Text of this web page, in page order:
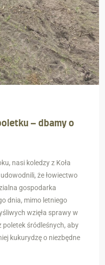
– dbamy o
nasi koledzy z Koła
że łowiectwo
gospodarka
dnia, mimo letniego
wzięła sprawy w
poletek śródleśnych, aby
kukurydzę o niezbędne